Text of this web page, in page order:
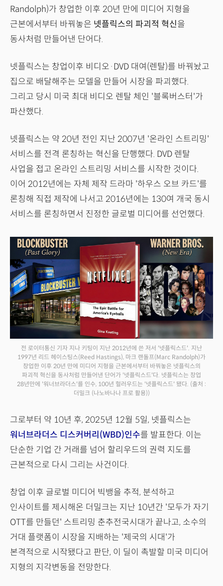
Randolph)가 창업한 이후 20년 만에 미디어 지형을
근본에서부터 바꿔놓은 넷플릭스의 파괴적 혁신을
동사처럼 만들어낸 단어다.
넷플릭스는 창업이후 비디오·DVD 대여(렌탈)를 바꿔놨고
집으로 배달해주는 모델을 만들어 시장을 파괴했다.
그리고 당시 미국 최대 비디오 렌탈 체인 '블록버스터'가
파산했다.
넷플릭스는 약 20년 전인 지난 2007년 '온라인 스트리밍'
서비스를 전격 론칭하는 혁신을 단행했다. DVD 렌탈
사업을 접고 온라인 스트리밍 서비스를 시작한 것이다.
이어 2012년에는 자체 제작 드라마 '하우스 오브 카드'를
론칭해 직접 제작에 나서고 2016년에는 130여 개국 동시
서비스를 론칭하면서 진정한 글로벌 미디어를 선언했다.
전 로이터통신 기자 지나 키팅이 지난 2012년에 쓴 저서 '넷플릭스드'. 지난
1997년 리드 헤이스팅스(Reed Hastings), 마크 랜돌프(Marc Randolph)가
창업한 이후 20년 만에 미디어 지형을 근본에서부터 바꿔놓은 넷플릭스의
파괴적 혁신을 동사처럼 만들어낸 단어가 '넷플릭스드'다. 넷플릭스는 창업
28년만에 '워너브라더스'를 인수, 100년 헐러우드는 '넷플릭스드' 됐다. (출처 :
더밀크 (나노바나나 프로 활용))
그로부터 약 10년 후, 2025년 12월 5일, 넷플릭스는
워너브라더스 디스커버리(WBD)인수를 발표한다. 이는
단순한 기업 간 거래를 넘어 할리우드의 권력 지도를
근본적으로 다시 그리는 사건이다.
창업 이후 글로벌 미디어 빅뱅을 추적, 분석하고
인사이트를 제시해온 더밀크는 지난 10년간 '모두가 자기
OTT를 만들던' 스트리밍 춘추전국시대가 끝나고, 소수의
거대 플랫폼이 시장을 지배하는 '제국의 시대'가
본격적으로 시작됐다고 판단, 이 딜이 촉발할 미국 미디어
지형의 지각변동을 전망한다.